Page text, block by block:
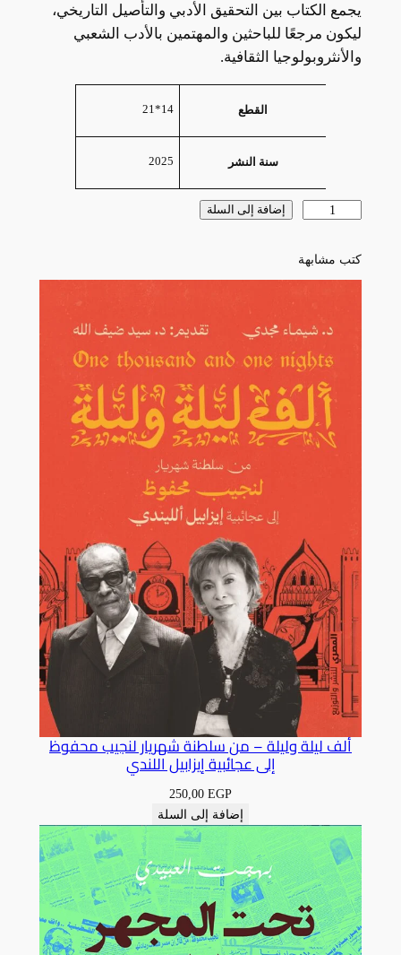
يجمع الكتاب بين التحقيق الأدبي والتأصيل التاريخي،
ليكون مرجعًا للباحثين والمهتمين بالأدب الشعبي
والأنثروبولوجيا الثقافية.
القطع
14*21
سنة النشر 2025
كمية
فى
أشعار
إضافة إلى السلة
كتب مشابهة
ألف ليلة وليلة – من سلطنة شهريار لنجيب محفوظ
إلى عجائبية إيزابيل اللندي
250,00 EGP
إضافة إلى السلة